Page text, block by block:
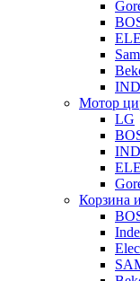
Мотор
LG
Корзина